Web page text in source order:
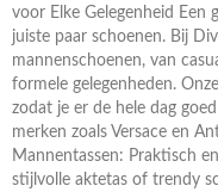
voor Elke Gelegenheid
juiste paar schoenen. Bij
mannenschoenen, van
formele gelegenheden.
zodat je er de hele dag
merken zoals Versace en
Mannentassen: Praktisch
stijlvolle aktetas of trendy